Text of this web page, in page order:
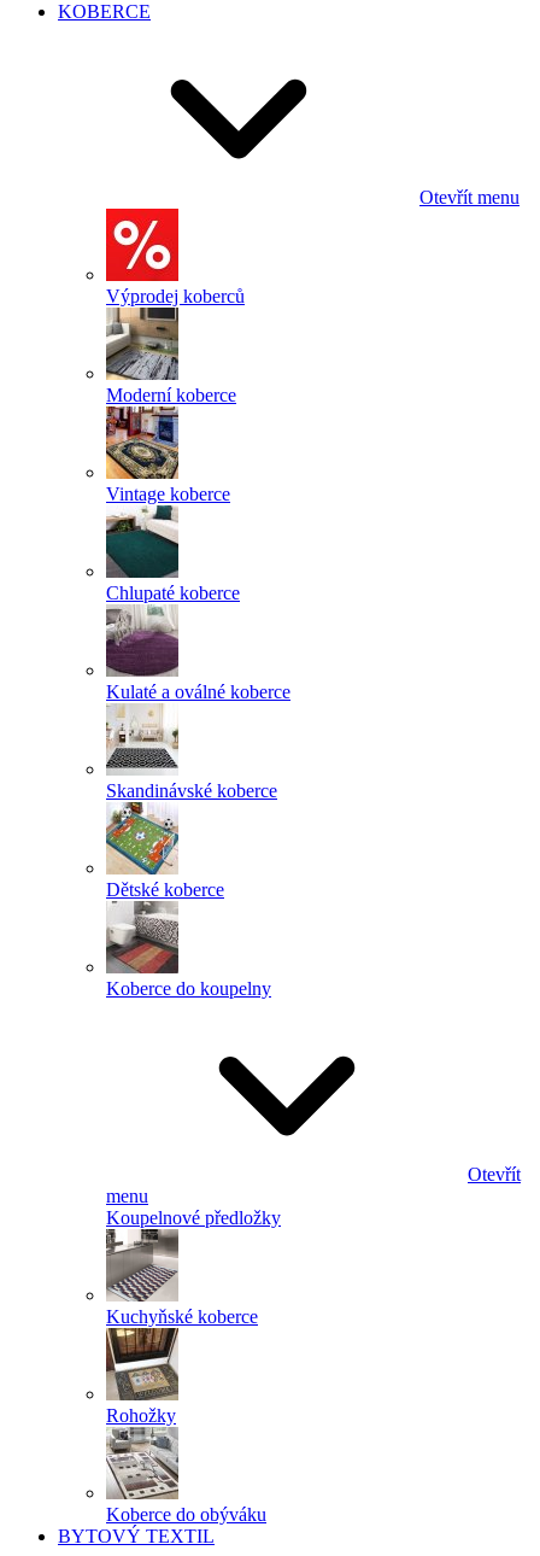
KOBERCE
Otevřít menu
Výprodej koberců
Moderní koberce
Vintage koberce
Chlupaté koberce
Kulaté a oválné koberce
Skandinávské koberce
Dětské koberce
Koberce do koupelny
Otevřít
menu
Koupelnové předložky
Kuchyňské koberce
Rohožky
Koberce do obýváku
BYTOVÝ TEXTIL